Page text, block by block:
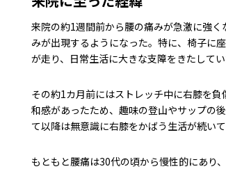
来院の約1週間前から腰の痛みが急激に強
みが出現するようになった。特に、椅子に
が走り、日常生活に大きな支障をきたしてい
その約1カ月前にはストレッチ中に右膝を
和感があったため、趣味の登山やサップの
て以降は無意識に右膝をかばう生活が続いて
もともと腰痛は30代の頃から慢性的にあり